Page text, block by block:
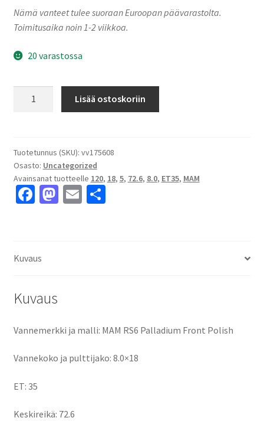
Nämä vanteet tulee suoraan Euroopan päävarastolta.
Toimitusaika noin 1-2 viikkoa.
20 varastossa
Polish
8.0x18"
5x120
ET35
Lisää ostoskoriin
Tuotetunnus (SKU): vv175608
Osasto: Uncategorized
Avainsanat tuotteelle 120, 18, 5, 72.6, 8.0, ET35, MAM
Fa
o
M E S
Kuvaus
Kuvaus
Vannemerkki ja malli: MAM RS6 Palladium Front Polish
Vannekoko ja pulttijako: 8.0×18
ET: 35
Keskireikä: 72.6